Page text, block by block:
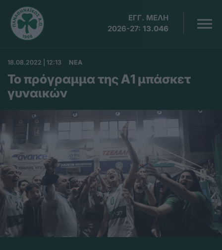
ΕΓΓ. ΜΕΛΗ
2026-27: 13.046
18.08.2022 | 12:13 ΝΕΑ
Το πρόγραμμα της Α1 μπάσκετ
γυναικών